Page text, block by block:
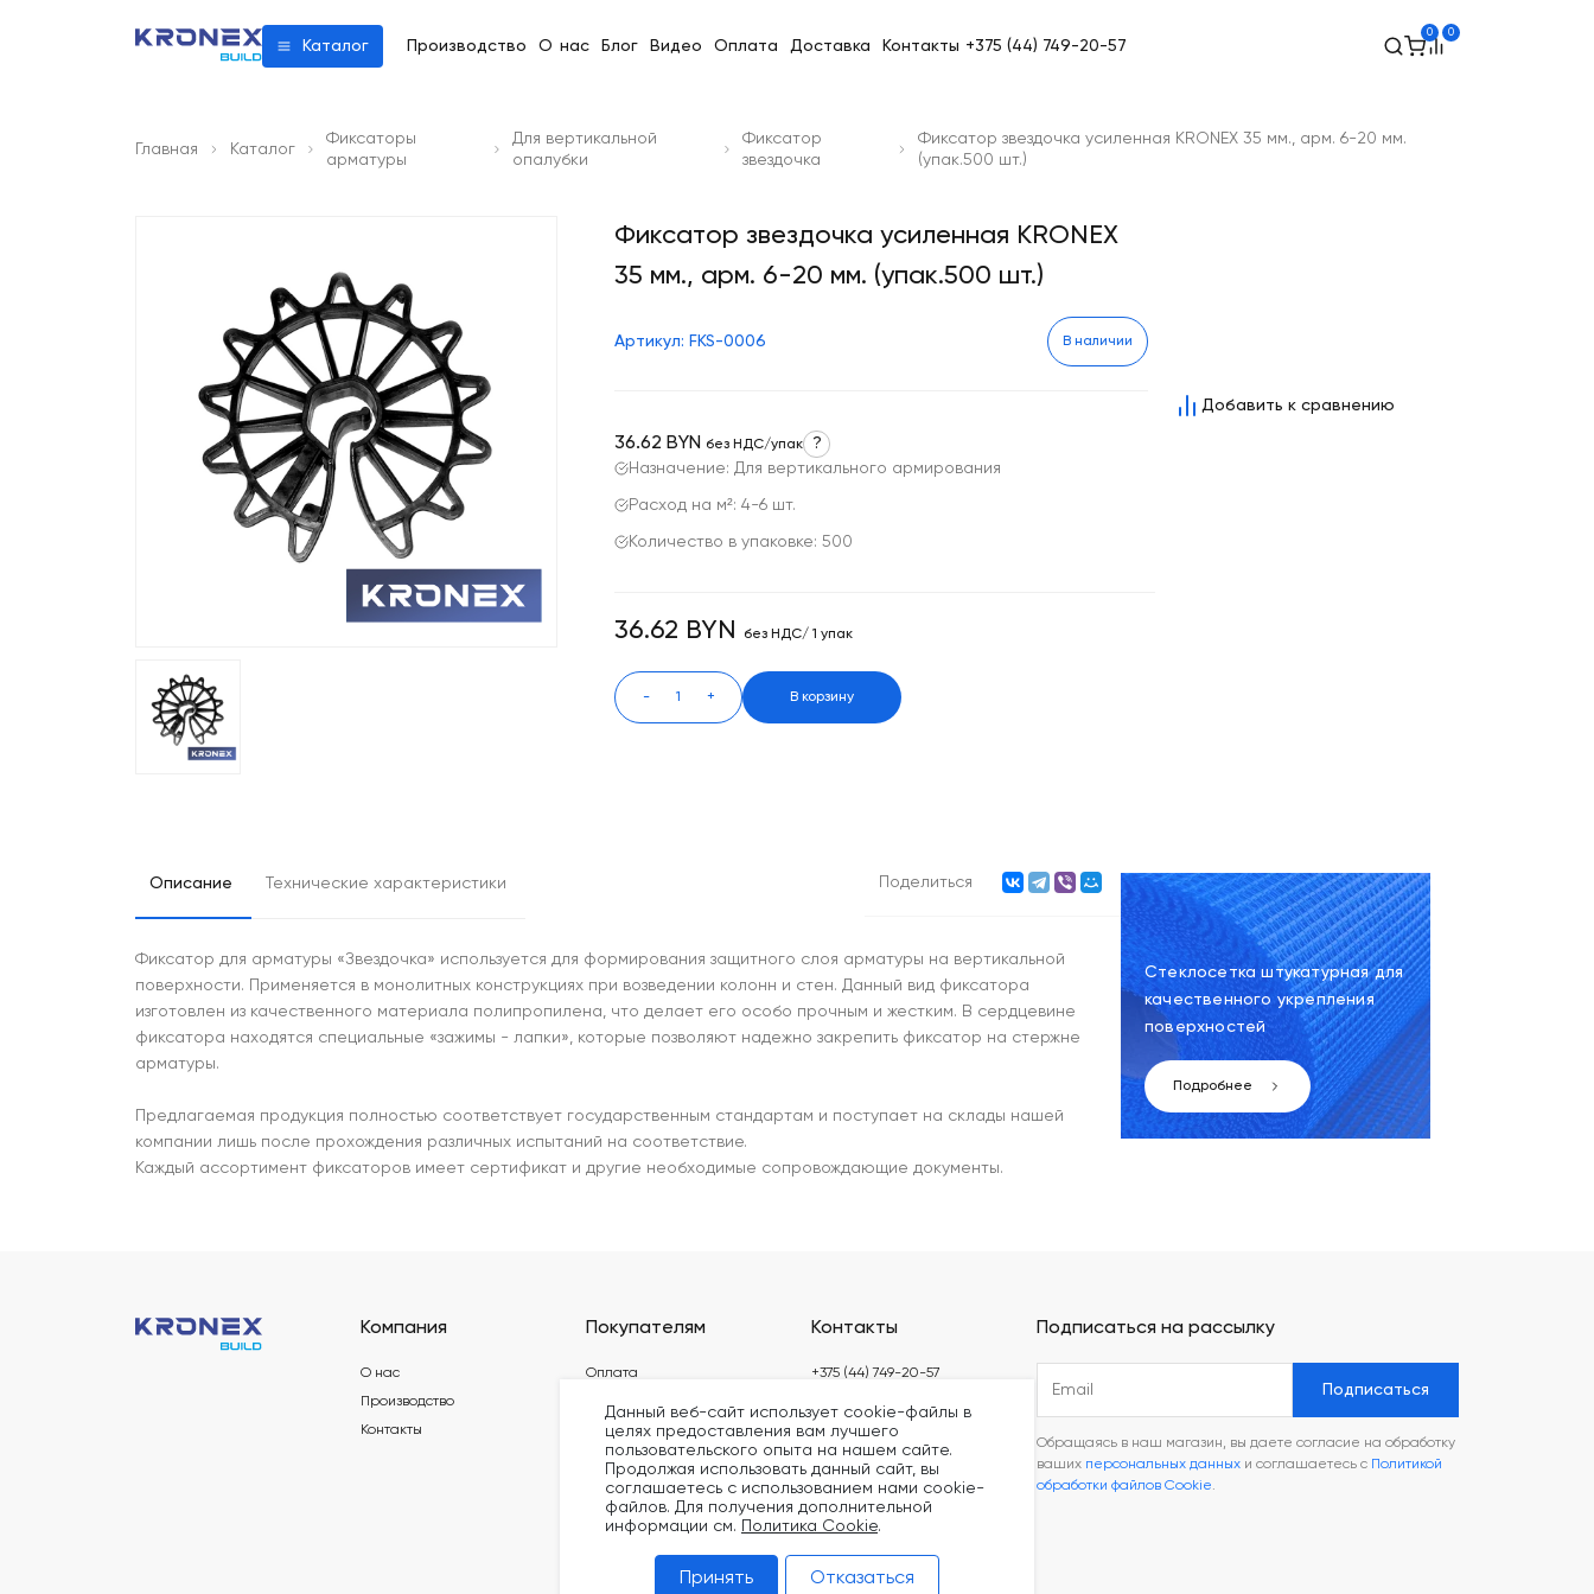
Каталог Производство О нас Блог Видео Оплата Доставка Контакты +375 (44) 749-20-57
0 0
Главная Каталог
Фиксаторы
арматуры
Для вертикальной
опалубки
Фиксатор
звездочка
Фиксатор звездочка усиленная KRONEX 35 мм., арм. 6-20 мм.
(упак.500 шт.)
Фиксатор звездочка усиленная KRONEX
35 мм., арм. 6-20 мм. (упак.500 шт.)
Артикул: FKS-0006 В наличии
Назначение: Для вертикального армирования
Расход на м²: 4-6 шт.
Количество в упаковке: 500
36.62 BYN без НДС/упак ?
36.62 BYN без НДС/ 1 упак
- + В корзину
Добавить к сравнению
Описание Технические характеристики Поделиться
Фиксатор для арматуры «Звездочка» используется для формирования защитного слоя арматуры на вертикальной
поверхности. Применяется в монолитных конструкциях при возведении колонн и стен. Данный вид фиксатора
изготовлен из качественного материала полипропилена, что делает его особо прочным и жестким. В сердцевине
фиксатора находятся специальные «зажимы - лапки», которые позволяют надежно закрепить фиксатор на стержне
арматуры.
Предлагаемая продукция полностью соответствует государственным стандартам и поступает на склады нашей
компании лишь после прохождения различных испытаний на соответствие.
Каждый ассортимент фиксаторов имеет сертификат и другие необходимые сопровождающие документы.
Стеклосетка штукатурная для
качественного укрепления
поверхностей
Подробнее
Компания
О нас
Производство
Контакты
Покупателям
Оплата
Блог
Видео
Сертификаты
Контакты
+375 (44) 749-20-57
Пн-Пт: 8:30 - 17:15
Сб-вс: выходной
Подписаться на рассылку
Подписаться
Обращаясь в наш магазин, вы даете согласие на обработку
ваших персональных данных и соглашаетесь с Политикой
обработки файлов Cookie.
Данный веб-сайт использует cookie-файлы в
целях предоставления вам лучшего
пользовательского опыта на нашем сайте.
Продолжая использовать данный сайт, вы
соглашаетесь с использованием нами cookie-
файлов. Для получения дополнительной
информации см. Политика Cookie.
Принять Отказаться